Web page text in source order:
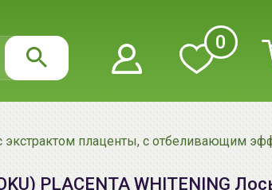
0
экстрактом плаценты, с отбеливающим
PLACENTA WHITENING